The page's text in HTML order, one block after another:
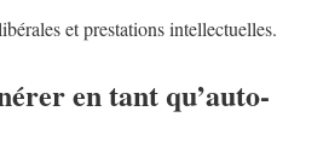
et prestations intellectuelles.
en tant qu’auto-